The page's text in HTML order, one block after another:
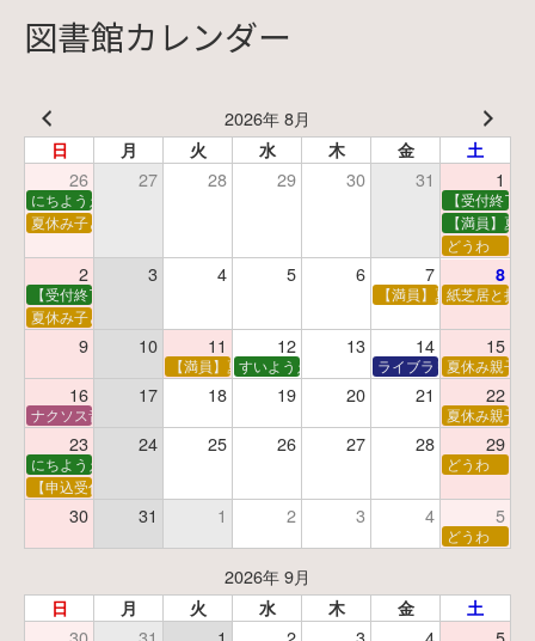
図書館カレンダー
2026年 8月
日 月 火 水 木 金 土
26 27 28 29 30 31 1
にちようえほん
【受付終了
夏休み子ども映画会
【満員】夏
どうわ
2 3 4 5 6 7 8
【受付終了】親子で挑戦！調べ学習ワークショップ 【満員】夏休み科学あ
紙芝居と折
夏休み子ども平和映画会
9 10 11 12 13 14 15
【満員】夏休みおはなし工作会
すいようえほん ライブラリーシアター
夏休み親子
16 17 18 19 20 21 22
ナクソス音楽会 第5回 NHK交響楽団創立100年 夏休み親子
23 24 25 26 27 28 29
にちようえほん
どうわ
【申込受付中】ゆうべのこわ～いおはなし会
30 31 1 2 3 4 5
どうわ
2026年 9月
日 月 火 水 木 金 土